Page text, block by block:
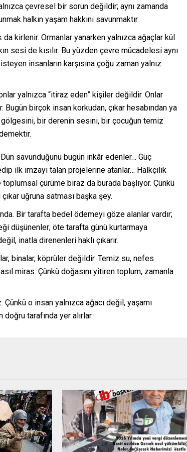
çevresel bir sorun değildir; aynı zamanda
halkın yaşam hakkını savunmaktır.
kirlenir. Ormanlar yanarken yalnızca ağaçlar kül
sesi de kısılır. Bu yüzden çevre mücadelesi aynı
insanların karşısına çoğu zaman yalnız
yalnızca “itiraz eden” kişiler değildir. Onlar
birçok insan korkudan, çıkar hesabından ya
gölgesini, bir derenin sesini, bir çocuğun temiz
savunduğunu bugün inkâr edenler… Güç
ilk imzayı talan projelerine atanlar… Halkçılık
çürüme biraz da burada başlıyor. Çünkü
uğruna satması başka şey.
Bir tarafta bedel ödemeyi göze alanlar vardır;
düşünenler; öte tarafta günü kurtarmaya
inatla direnenleri haklı çıkarır.
binalar, köprüler değildir. Temiz su, nefes
miras. Çünkü doğasını yitiren toplum, zamanla
o insan yalnızca ağacı değil, yaşamı
tarafında yer alırlar.